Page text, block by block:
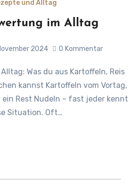
und Alltag
im Alltag
2024 0 Kommentar
kannst Kartoffeln vom Vortag,
ein Rest Nudeln – fast jeder kennt
Situation. Oft…